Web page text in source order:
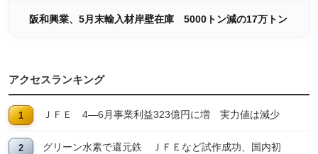
阪和興業、5月末輸入材岸壁在庫 5000トン減の17万トン
アクセスランキング
ＪＦＥ 4―6月事業利益323億円に増 実力値は減少
グリーン水素で還元鉄 ＪＦＥなど試作成功、国内初